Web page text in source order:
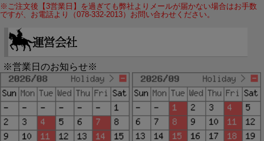
※ご注文後【3営業日】を過ぎても弊社よりメールが届かない場合はお手数
ですが、お電話より（078-332-2013）お問い合わせください。
※営業日のお知らせ※